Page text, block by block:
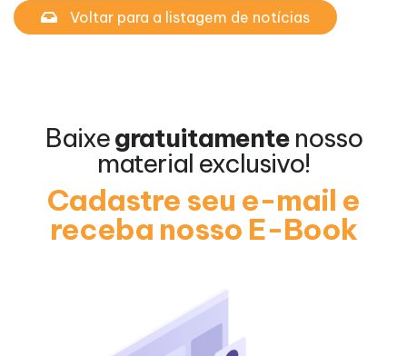
Voltar para a listagem de notícias
Baixegratuitamente nosso
material exclusivo!
Cadastre seu e-mail e
receba nosso E-Book